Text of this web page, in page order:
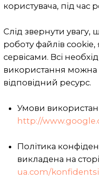
Сайті користувачів, які
користувача захищені
законодавства. Тобто,
жодним чином або
порушує таємницю
користувача при
останнім сервісів Сайту.
Захист персональних
технологічного та
захисту інформації та
даних від втрати,